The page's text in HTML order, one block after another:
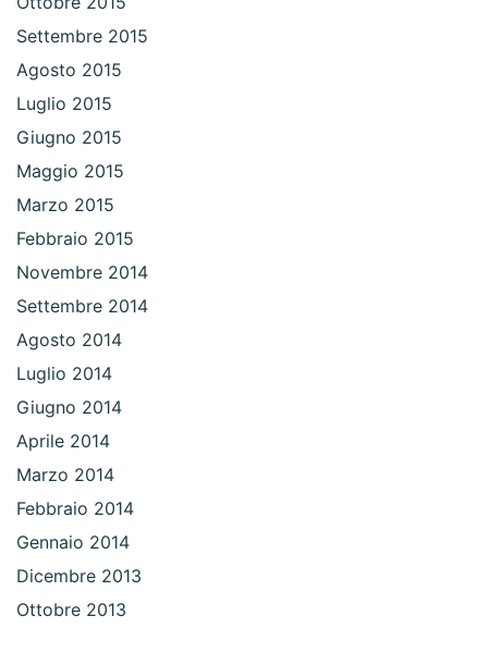
Settembre 2015
Agosto 2015
Luglio 2015
Giugno 2015
Maggio 2015
Marzo 2015
Febbraio 2015
Novembre 2014
Settembre 2014
Agosto 2014
Luglio 2014
Giugno 2014
Aprile 2014
Marzo 2014
Febbraio 2014
Gennaio 2014
Dicembre 2013
Ottobre 2013